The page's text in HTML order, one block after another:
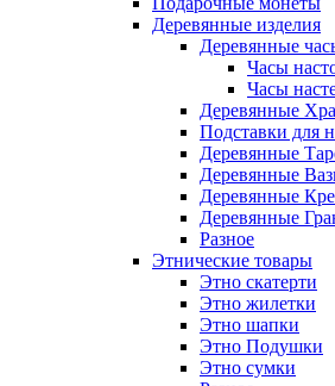
Деревянные изделия
Деревянные
Часы
Часы
Деревянные
Подставки для
Деревянные
Деревянные
Деревянные
Деревянные
Разное
Этнические товары
Этно скатерти
Этно жилетки
Этно шапки
Этно Подушки
Этно сумки